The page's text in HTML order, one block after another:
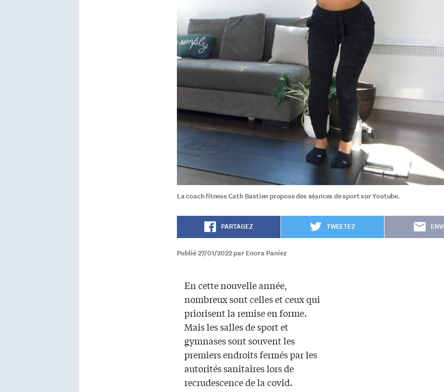
La coach fitness Cath Bastien propose des séances de sport sur Youtube.
PARTAGEZ TWEETEZ
Publié 27/01/2022 par Enora Paniez
En cette nouvelle année,
nombreux sont celles et ceux qui
priorisent la remise en forme.
Mais les salles de sport et
gymnases sont souvent les
premiers endroits fermés par les
autorités sanitaires lors de
recrudescence de la covid.